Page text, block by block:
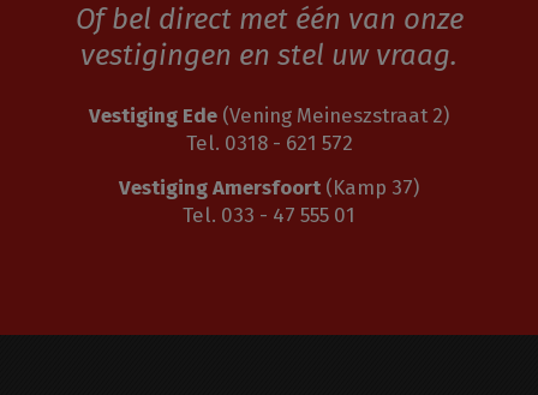
Of bel direct met één van onze
vestigingen en stel uw vraag.
Vestiging Ede (Vening Meineszstraat 2)
Tel. 0318 - 621 572
Vestiging Amersfoort (Kamp 37)
Tel. 033 - 47 555 01